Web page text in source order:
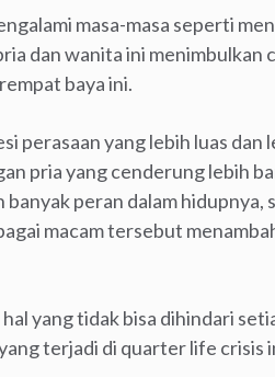
masa-masa seperti
dan wanita ini
baya ini.
perasaan yang lebih luas
pria yang cenderung lebih
peran dalam hidupnya,
macam tersebut
yang tidak bisa dihindari
terjadi di quarter life crisis